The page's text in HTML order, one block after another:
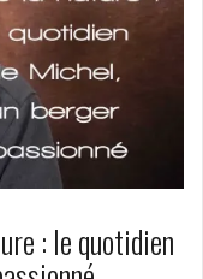
: le quotidien